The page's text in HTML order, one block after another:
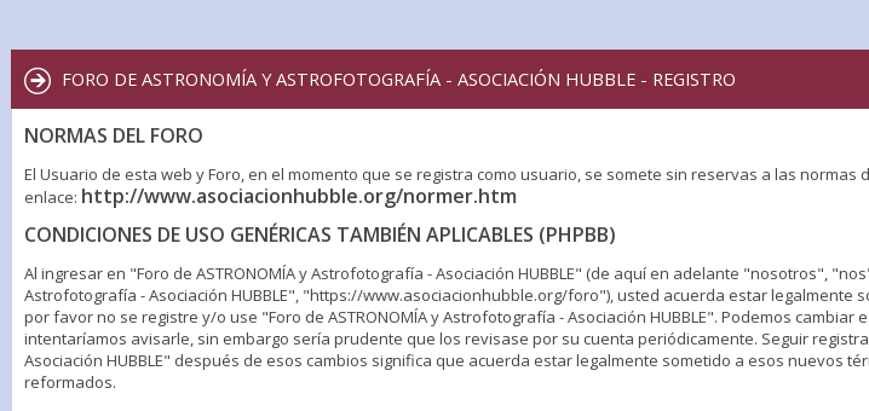
FORO DE ASTRONOMÍA Y ASTROFOTOGRAFÍA - ASOCIACIÓN HUBBLE - REGISTRO
NORMAS DEL FORO
El Usuario de esta web y Foro, en el momento que se registra como usuario, se somete sin reservas a las
enlace: http://www.asociacionhubble.org/normer.htm
CONDICIONES DE USO GENÉRICAS TAMBIÉN APLICABLES (PHPBB)
Al ingresar en "Foro de ASTRONOMÍA y Astrofotografía - Asociación HUBBLE" (de aquí en adelante "nosotros",
Astrofotografía - Asociación HUBBLE", "https://www.asociacionhubble.org/foro"), usted acuerda estar legalmente
por favor no se registre y/o use "Foro de ASTRONOMÍA y Astrofotografía - Asociación HUBBLE". Podemos
intentaríamos avisarle, sin embargo sería prudente que los revisase por su cuenta periódicamente. Seguir
Asociación HUBBLE" después de esos cambios significa que acuerda estar legalmente sometido a esos nuevos
reformados.